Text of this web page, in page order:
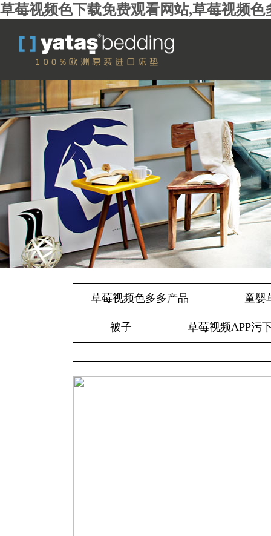
草莓视频色下载免费观看网站,草莓视频
草莓视频色多多产品 童婴
被子 草莓视频APP污